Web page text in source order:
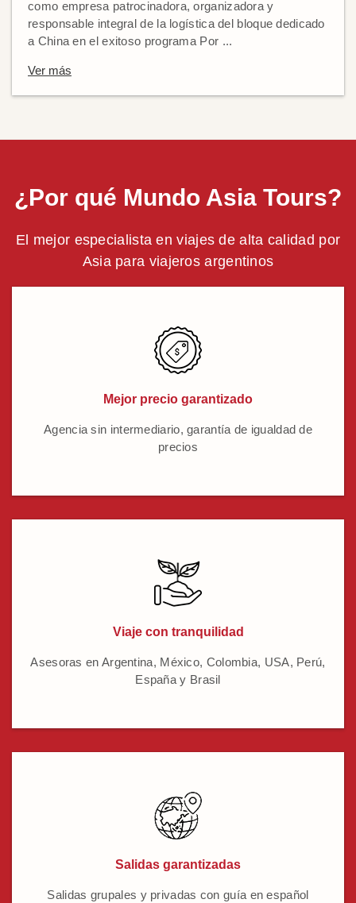
como empresa patrocinadora, organizadora y
responsable integral de la logística del bloque dedicado
a China en el exitoso programa Por ...
Ver más
¿Por qué Mundo Asia Tours?
El mejor especialista en viajes de alta calidad por
Asia para viajeros argentinos
Mejor precio garantizado
Agencia sin intermediario, garantía de igualdad de
precios
Viaje con tranquilidad
Asesoras en Argentina, México, Colombia, USA, Perú,
España y Brasil
Salidas garantizadas
Salidas grupales y privadas con guía en español